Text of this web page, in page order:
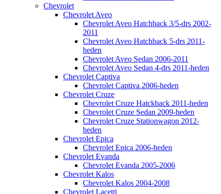
Chevrolet
Chevrolet Aveo
Chevrolet Aveo Hatchback 3/5-drs 2002-
2011
Chevrolet Aveo Hatchback 5-drs 2011-
heden
Chevrolet Aveo Sedan 2006-2011
Chevrolet Aveo Sedan 4-drs 2011-heden
Chevrolet Captiva
Chevrolet Captiva 2006-heden
Chevrolet Cruze
Chevrolet Cruze Hatckback 2011-heden
Chevrolet Cruze Sedan 2009-heden
Chevrolet Cruze Stationwagon 2012-
heden
Chevrolet Epica
Chevrolet Epica 2006-heden
Chevrolet Evanda
Chevrolet Evanda 2005-2006
Chevrolet Kalos
Chevrolet Kalos 2004-2008
Chevrolet Lacetti